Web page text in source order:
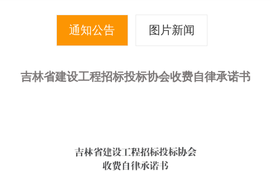
通知公告 图片新闻
吉林省建设工程招标投标协会收费自律承诺书